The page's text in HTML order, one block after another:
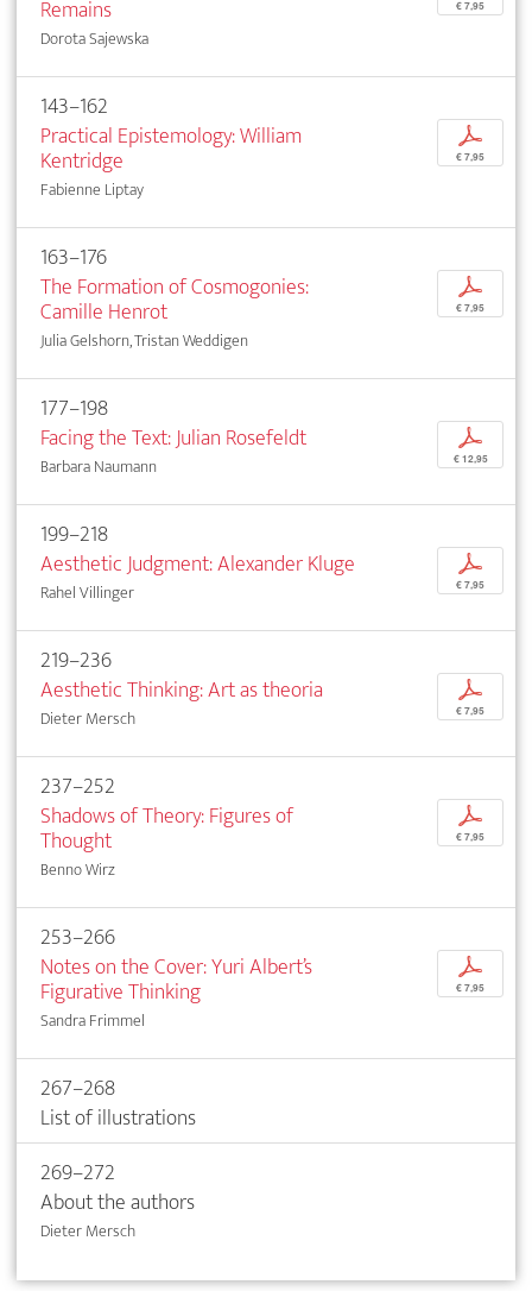
Remains
Dorota Sajewska
€ 7,95
143–162
Practical Epistemology: William
Kentridge
Fabienne Liptay
p
€ 7,95
163–176
The Formation of Cosmogonies:
Camille Henrot
Julia Gelshorn, Tristan Weddigen
p
€ 7,95
177–198
Facing the Text: Julian Rosefeldt
Barbara Naumann
p
€ 12,95
199–218
Aesthetic Judgment: Alexander Kluge
Rahel Villinger
p
€ 7,95
219–236
Aesthetic Thinking: Art as theoria
Dieter Mersch
p
€ 7,95
237–252
Shadows of Theory: Figures of
Thought
Benno Wirz
p
€ 7,95
253–266
Notes on the Cover: Yuri Albert’s
Figurative Thinking
Sandra Frimmel
p
€ 7,95
267–268
List of illustrations
269–272
About the authors
Dieter Mersch